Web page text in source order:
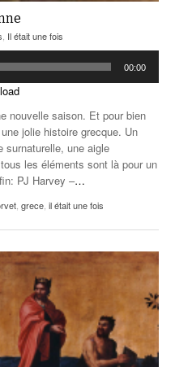
, Il était une fois
00:00
nouvelle saison. Et pour bien
jolie histoire grecque. Un
surnaturelle, une aigle
les éléments sont là pour un
PJ Harvey –…
, grece, il était une fois